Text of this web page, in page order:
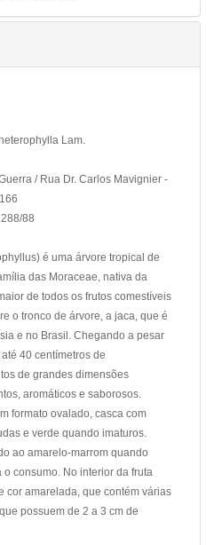
Lam.
/ Rua Dr. Carlos Mavignier -
88
é uma árvore tropical de
das Moraceae, nativa da
de todos os frutos comestíveis
o tronco de árvore, a jaca, que é
e no Brasil. Chegando a pesar
40 centímetros de
de grandes dimensões
aromáticos e saborosos.
formato ovalado, casca com
e verde quando imaturos.
ao amarelo-marrom quando
consumo. No interior da fruta
cor amarelada, que contém várias
possuem de 2 a 3 cm de